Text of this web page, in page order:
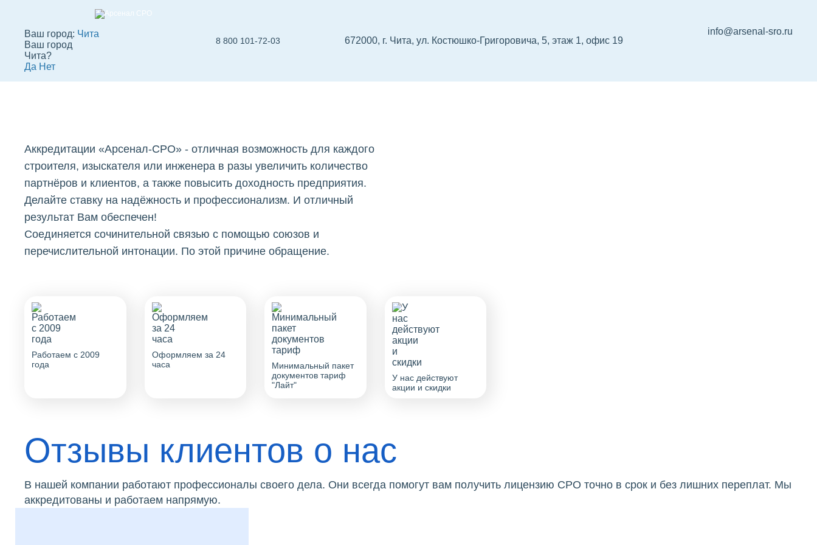
Ваш город: Чита
Ваш город
Чита?
Да Нет
8 800 101-72-03 672000, г. Чита, ул. Костюшко-Григоровича, 5, этаж 1, офис 19
info@arsenal-sro.ru
Аккредитации
Аккредитации «Арсенал-СРО» - отличная возможность для каждого
строителя, изыскателя или инженера в разы увеличить количество
партнёров и клиентов, а также повысить доходность предприятия.
Делайте ставку на надёжность и профессионализм. И отличный
результат Вам обеспечен!
Cоединяется сочинительной связью с помощью союзов и
перечислительной интонации. По этой причине обращение.
Работаем с 2009
года
Оформляем за 24
часа
Минимальный пакет
документов тариф
"Лайт"
У нас действуют
акции и скидки
Отзывы клиентов о нас
В нашей компании работают профессионалы своего дела. Они всегда помогут вам получить лицензию СРО точно в срок и без лишних переплат. Мы
аккредитованы и работаем напрямую.